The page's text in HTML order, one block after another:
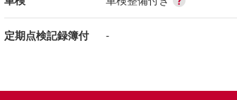
定期点検記録簿付 -